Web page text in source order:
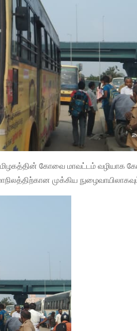
கோவை மாவட்டம் வழியாக
முக்கிய நுழைவாயிலாகவும்